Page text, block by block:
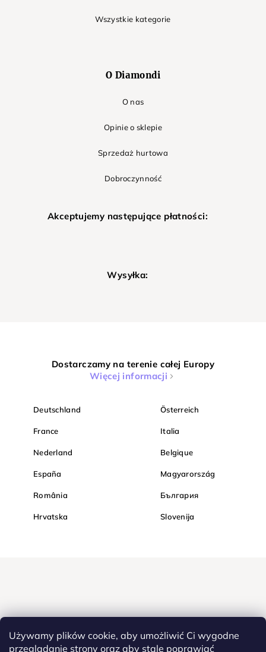
Używamy plików cookie, aby umożliwić Ci wygodne
przeglądanie strony oraz aby stale poprawiać
Wszystkie kategorie
O Diamondi
O nas
Opinie o sklepie
Sprzedaż hurtowa
Dobroczynność
Akceptujemy następujące płatności:
Wysyłka:
Dostarczamy na terenie całej Europy
Więcej informacji
Deutschland Österreich
France Italia
Nederland Belgique
España Magyarország
România България
Hrvatska Slovenija